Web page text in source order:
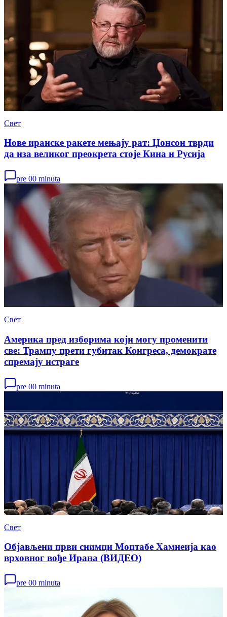
Свет
Нове иранске ракете мењају рат: Џонсон тврди
да иза великог преокрета стоје Кина и Русија
pre 00 minuta
Свет
Америка пред изборима који могу променити
све: Трампу прети губитак Конгреса, демократе
спремају истраге
pre 00 minuta
Свет
Објављени први снимци Моџтабе Хамнеија као
врховног вође Ирана (ВИДЕО)
pre 00 minuta